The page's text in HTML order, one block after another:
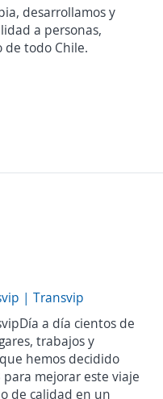
desarrollamos y
a personas,
de todo Chile.
| Transvip
a día cientos de
trabajos y
hemos decidido
mejorar este viaje
de calidad en un